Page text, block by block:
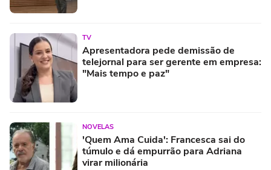
TV
Apresentadora pede demissão de
telejornal para ser gerente em empresa:
"Mais tempo e paz"
NOVELAS
'Quem Ama Cuida': Francesca sai do
túmulo e dá empurrão para Adriana
virar milionária